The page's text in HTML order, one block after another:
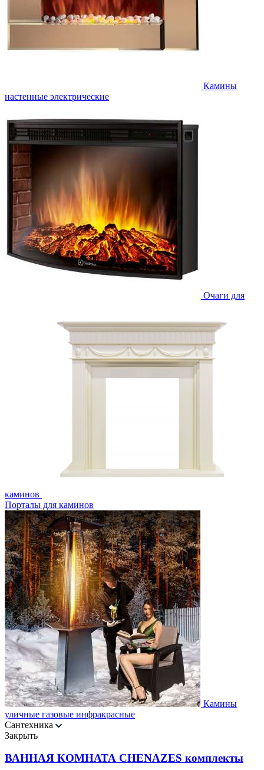
Камины
настенные электрические
Очаги для
каминов
Порталы для каминов
Камины
уличные газовые инфракрасные
Сантехника
Закрыть
ВАННАЯ КОМНАТА CHENAZES комплекты